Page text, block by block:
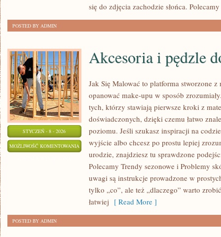
się do zdjęcia zachodzie słońca. Polecamy
POSTED BY ADMIN
STYCZEŃ - 8 - 2026
MOŻLIWOŚĆ KOMENTOWANIA AKCESORIA
PĘDZLE
MAKIJAŻU
Akcesoria i pędzle
Jak Się Malować to platforma stworzone
opanować make-upu w sposób
tych, którzy stawiają pierwsze kroki z
doświadczonych, dzięki czemu łatwo
poziomu. Jeśli szukasz inspiracji na
wyjście albo chcesz po prostu lepiej
urodzie, znajdziesz tu sprawdzone
Polecamy Trendy sezonowe i Problemy
uwagi są instrukcje prowadzone w
tylko „co”, ale też „dlaczego” warto
łatwiej [ Read More ]
POSTED BY ADMIN